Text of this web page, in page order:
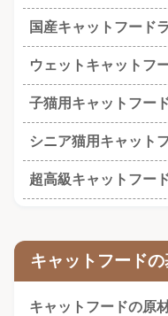
国産キャットフード
ウェットキャットフ
子猫用キャットフー
シニア猫用キャット
超高級キャットフー
キャットフード
キャットフードの原